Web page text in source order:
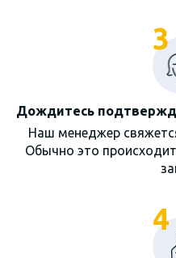
3
Дождитесь
Наш менеджер
Обычно это
4